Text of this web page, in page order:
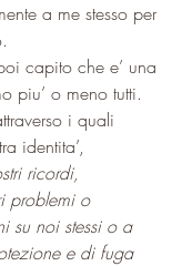
a me stesso per
capito che e’ una
piu’ o meno tutti.
i quali
identita’,
ricordi,
problemi o
su noi stessi o a
e di fuga